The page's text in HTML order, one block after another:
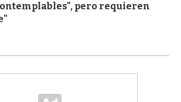
pero requieren